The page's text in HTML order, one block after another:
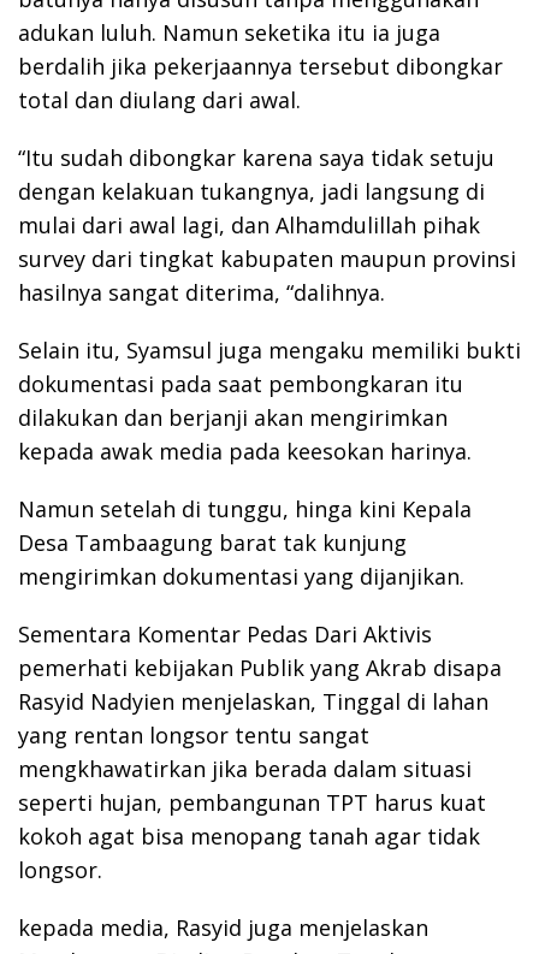
adukan luluh. Namun seketika itu ia juga
berdalih jika pekerjaannya tersebut dibongkar
total dan diulang dari awal.
“Itu sudah dibongkar karena saya tidak setuju
dengan kelakuan tukangnya, jadi langsung di
mulai dari awal lagi, dan Alhamdulillah pihak
survey dari tingkat kabupaten maupun provinsi
hasilnya sangat diterima, “dalihnya.
Selain itu, Syamsul juga mengaku memiliki bukti
dokumentasi pada saat pembongkaran itu
dilakukan dan berjanji akan mengirimkan
kepada awak media pada keesokan harinya.
Namun setelah di tunggu, hinga kini Kepala
Desa Tambaagung barat tak kunjung
mengirimkan dokumentasi yang dijanjikan.
Sementara Komentar Pedas Dari Aktivis
pemerhati kebijakan Publik yang Akrab disapa
Rasyid Nadyien menjelaskan, Tinggal di lahan
yang rentan longsor tentu sangat
mengkhawatirkan jika berada dalam situasi
seperti hujan, pembangunan TPT harus kuat
kokoh agat bisa menopang tanah agar tidak
longsor.
kepada media, Rasyid juga menjelaskan